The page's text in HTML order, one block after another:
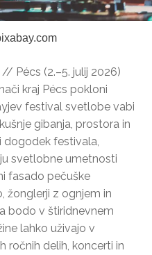
Pécs (2.–5. julij 2026)
kraj Pécs pokloni
festival svetlobe vabi
gibanja, prostora in
festivala,
svetlobne umetnosti
fasado pečuške
žonglerji z ognjem in
bodo v štiridnevnem
lahko uživajo v
ročnih delih, koncerti in